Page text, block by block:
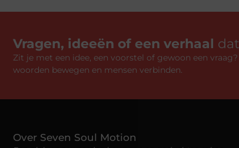
Vragen, ideeën of een verhaal
Zit je met een idee, een voorstel of gewoon een
woorden bewegen en mensen verbinden.
Over Seven Soul Motion